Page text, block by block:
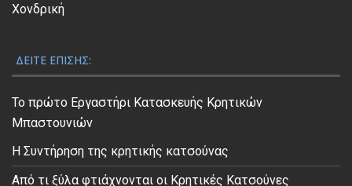
Χονδρική
ΔΕΊΤΕ ΕΠΊΣΗΣ:
Το πρώτο Εργαστήρι Κατασκευής Κρητικών
Μπαστουνιών
Η Συντήρηση της κρητικής κατσούνας
Από τι ξύλα φτιάχνονται οι Κρητικές Κατσούνες